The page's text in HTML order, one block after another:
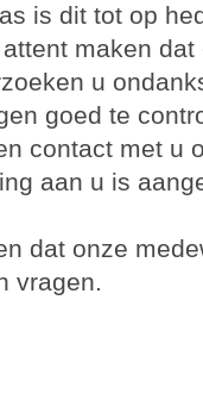
is dit tot op
maken
u
goed te
contact met u
aan u is
dat onze
vragen.